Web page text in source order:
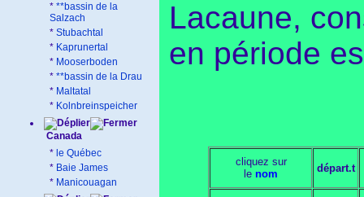
* **bassin de la
Salzach
* Stubachtal
* Kaprunertal
* Mooserboden
* **bassin de la Drau
* Maltatal
* Kolnbreinspeicher
Canada
* le Québec
* Baie James
* Manicouagan
Lacaune,
en période
cliquez sur
le nom départ.t